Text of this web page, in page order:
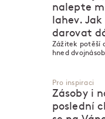
nalepte
lahev.
darovat
Zážitek potěší
hned
Pro inspiraci
Zásoby i
poslední